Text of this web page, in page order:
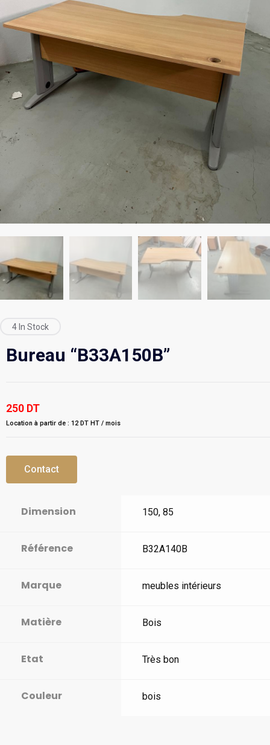
4 In Stock
Bureau “B33A150B”
250 DT
Location à partir de : 12 DT HT / mois
Contact
Dimension 150, 85
Référence B32A140B
Marque meubles intérieurs
Matière Bois
Etat Très bon
Couleur bois